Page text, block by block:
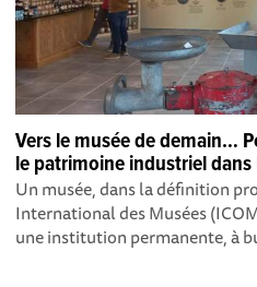
Vers le musée de demain…
le patrimoine industriel dans
Un musée, dans la définition
International des Musées
une institution permanente, à